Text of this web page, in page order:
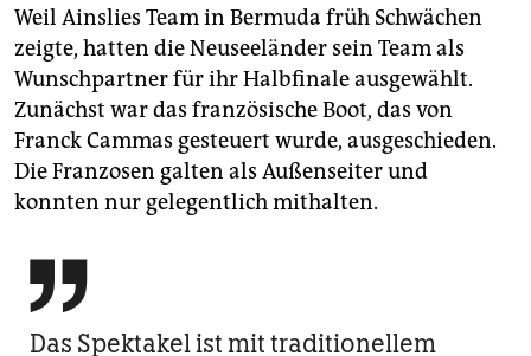
Weil Ainslies Team in Bermuda früh Schwächen
zeigte, hatten die Neuseeländer sein Team als
Wunschpartner für ihr Halbfinale ausgewählt.
Zunächst war das französische Boot, das von
Franck Cammas gesteuert wurde, ausgeschieden.
Die Franzosen galten als Außenseiter und
konnten nur gelegentlich mithalten.

Das Spektakel ist mit traditionellem